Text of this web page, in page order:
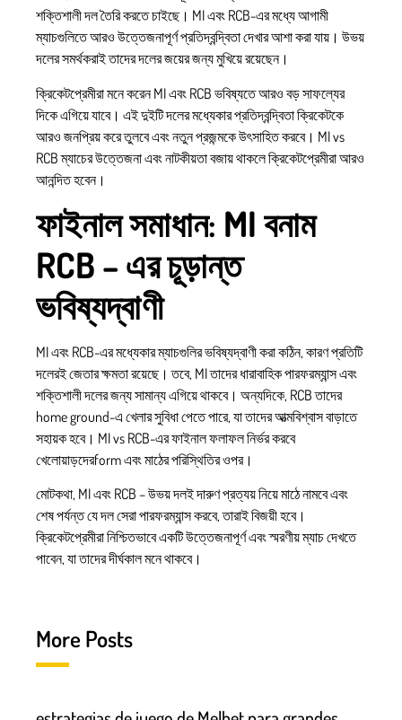
শক্তিশালী দল তৈরি করতে চাইছে। MI এবং RCB-এর মধ্যে আগামী
ম্যাচগুলিতে আরও উত্তেজনাপূর্ণ প্রতিদ্বন্দ্বিতা দেখার আশা করা যায়। উভয়
দলের সমর্থকরাই তাদের দলের জয়ের জন্য মুখিয়ে রয়েছেন।
ক্রিকেটপ্রেমীরা মনে করেন MI এবং RCB ভবিষ্যতে আরও বড় সাফল্যের
দিকে এগিয়ে যাবে। এই দুইটি দলের মধ্যেকার প্রতিদ্বন্দ্বিতা ক্রিকেটকে
আরও জনপ্রিয় করে তুলবে এবং নতুন প্রজন্মকে উৎসাহিত করবে। MI vs
RCB ম্যাচের উত্তেজনা এবং নাটকীয়তা বজায় থাকলে ক্রিকেটপ্রেমীরা আরও
আনন্দিত হবেন।
ফাইনাল সমাধান: MI বনাম
RCB – এর চূড়ান্ত
ভবিষ্যদ্বাণী
MI এবং RCB-এর মধ্যেকার ম্যাচগুলির ভবিষ্যদ্বাণী করা কঠিন, কারণ প্রতিটি
দলেরই জেতার ক্ষমতা রয়েছে। তবে, MI তাদের ধারাবাহিক পারফরম্যান্স এবং
শক্তিশালী দলের জন্য সামান্য এগিয়ে থাকবে। অন্যদিকে, RCB তাদের
home ground-এ খেলার সুবিধা পেতে পারে, যা তাদের আত্মবিশ্বাস বাড়াতে
সহায়ক হবে। MI vs RCB-এর ফাইনাল ফলাফল নির্ভর করবে
খেলোয়াড়দেরform এবং মাঠের পরিস্থিতির ওপর।
মোটকথা, MI এবং RCB – উভয় দলই দারুণ প্রত্যয় নিয়ে মাঠে নামবে এবং
শেষ পর্যন্ত যে দল সেরা পারফরম্যান্স করবে, তারাই বিজয়ী হবে।
ক্রিকেটপ্রেমীরা নিশ্চিতভাবে একটি উত্তেজনাপূর্ণ এবং স্মরণীয় ম্যাচ দেখতে
পাবেন, যা তাদের দীর্ঘকাল মনে থাকবে।
More Posts